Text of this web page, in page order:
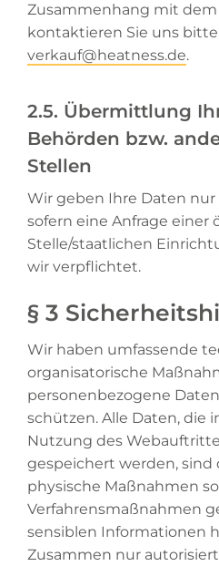
Zusammenhang mit dem
kontaktieren Sie uns
verkauf@heatness.de.
2.5. Übermittlung
Behörden bzw.
Stellen
Wir geben Ihre Daten
sofern eine Anfrage einer
Stelle/staatlichen
wir verpflichtet.
§ 3
Wir haben umfassende
organisatorische
personenbezogene
schützen. Alle Daten, die
Nutzung des
gespeichert werden,
physische Maßnahmen
Verfahrensmaßnahmen
sensiblen Informationen
Zusammen nur